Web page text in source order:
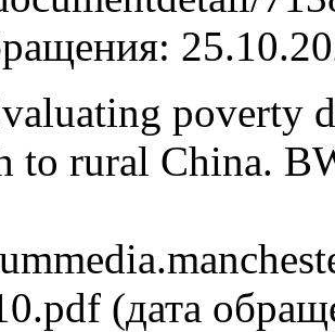
poverty
to rural China.
(дата